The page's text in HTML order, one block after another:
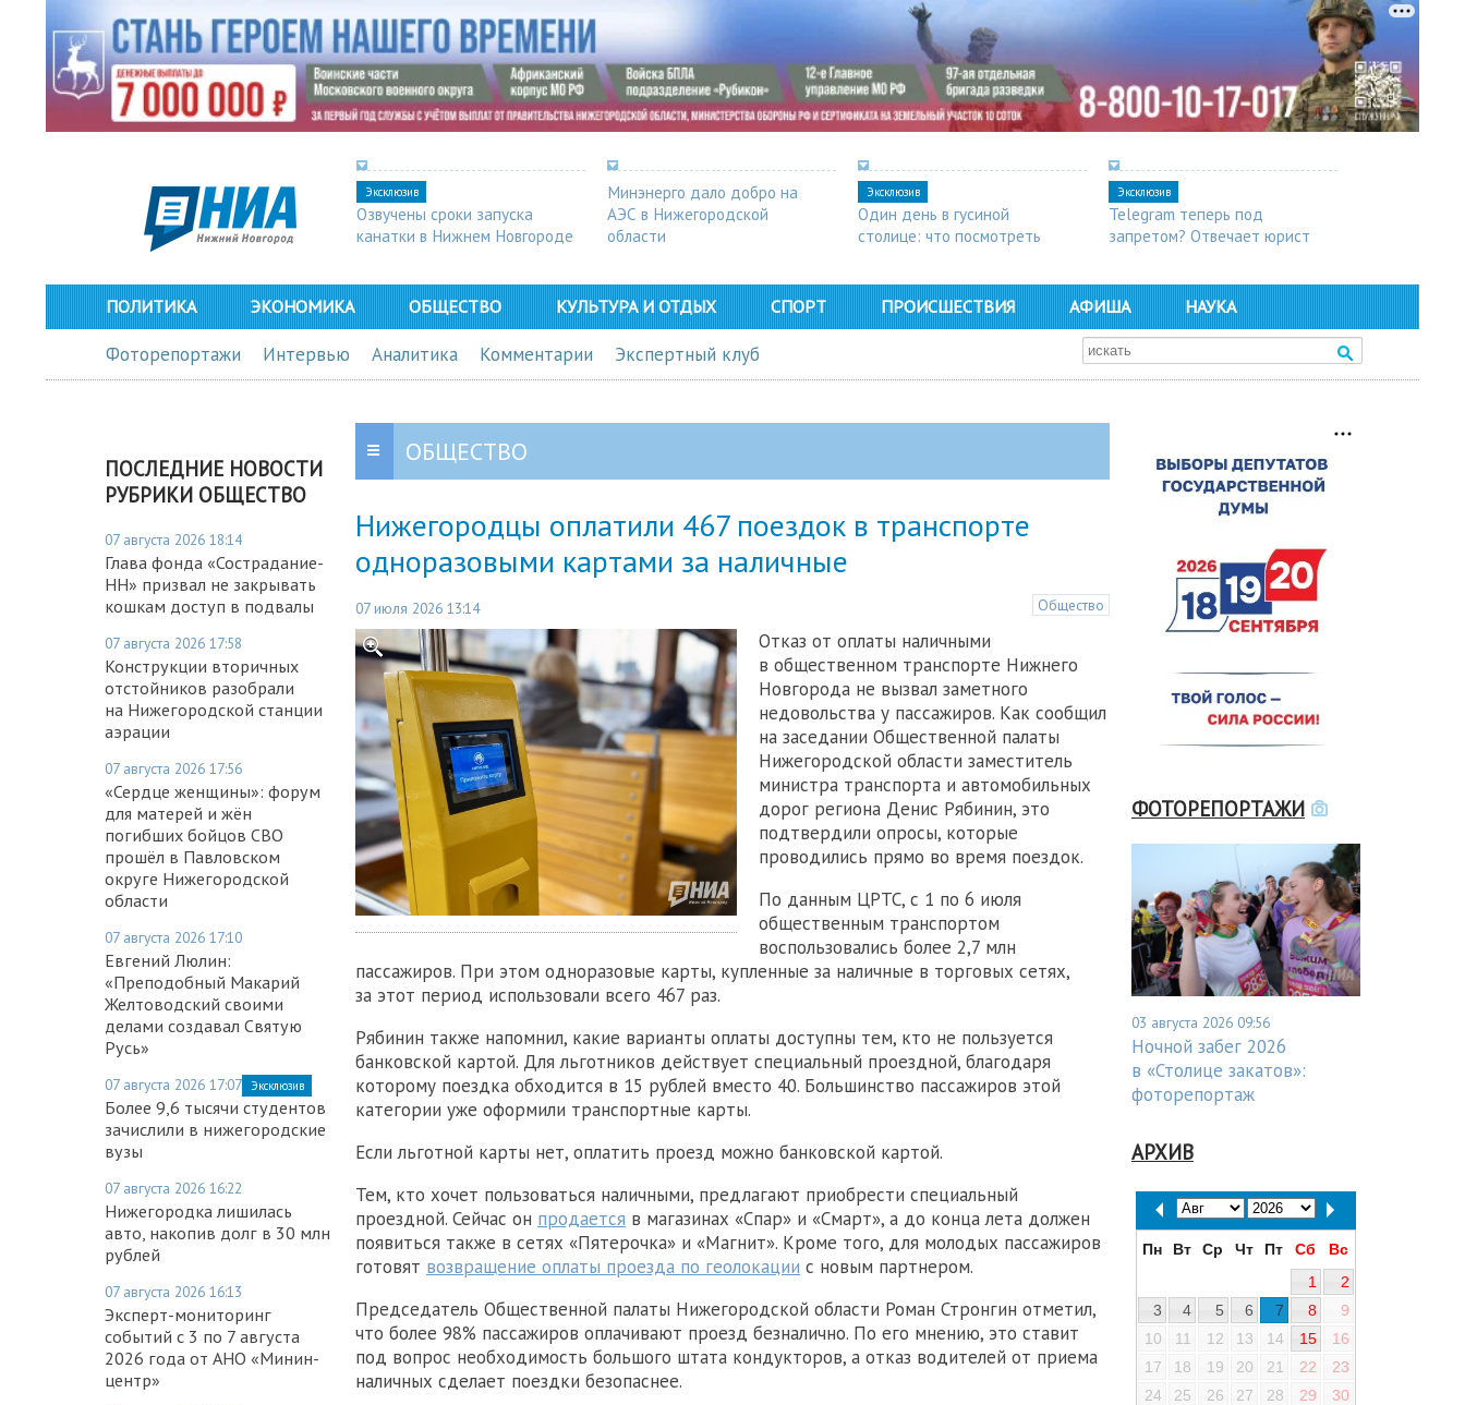
Эксклюзив
Озвучены сроки запуска
канатки в Нижнем Новгороде
Минэнерго дало добро на
АЭС в Нижегородской
области
Эксклюзив
Один день в гусиной
столице: что посмотреть
Эксклюзив
Telegram теперь под
запретом? Отвечает юрист
ПОЛИТИКА ЭКОНОМИКА ОБЩЕСТВО КУЛЬТУРА И ОТДЫХ СПОРТ ПРОИСШЕСТВИЯ АФИША НАУКА
Фоторепортажи Интервью Аналитика Комментарии Экспертный клуб
ПОСЛЕДНИЕ НОВОСТИ
РУБРИКИ ОБЩЕСТВО
07 августа 2026 18:14
Глава фонда «Сострадание-
НН» призвал не закрывать
кошкам доступ в подвалы
07 августа 2026 17:58
Конструкции вторичных
отстойников разобрали
на Нижегородской станции
аэрации
07 августа 2026 17:56
«Сердце женщины»: форум
для матерей и жён
погибших бойцов СВО
прошёл в Павловском
округе Нижегородской
области
07 августа 2026 17:10
Евгений Люлин:
«Преподобный Макарий
Желтоводский своими
делами создавал Святую
Русь»
07 августа 2026 17:07 Эксклюзив
Более 9,6 тысячи студентов
зачислили в нижегородские
вузы
07 августа 2026 16:22
Нижегородка лишилась
авто, накопив долг в 30 млн
рублей
07 августа 2026 16:13
Эксперт-мониторинг
событий с 3 по 7 августа
2026 года от АНО «Минин-
центр»
ОБЩЕСТВО
Нижегородцы оплатили 467 поездок в транспорте
одноразовыми картами за наличные
07 июля 2026 13:14 Общество
Отказ от оплаты наличными
в общественном транспорте Нижнего
Новгорода не вызвал заметного
недовольства у пассажиров. Как сообщил
на заседании Общественной палаты
Нижегородской области заместитель
министра транспорта и автомобильных
дорог региона Денис Рябинин, это
подтвердили опросы, которые
проводились прямо во время поездок.
По данным ЦРТС, с 1 по 6 июля
общественным транспортом
воспользовались более 2,7 млн
пассажиров. При этом одноразовые карты, купленные за наличные в торговых сетях,
за этот период использовали всего 467 раз.
Рябинин также напомнил, какие варианты оплаты доступны тем, кто не пользуется
банковской картой. Для льготников действует специальный проездной, благодаря
которому поездка обходится в 15 рублей вместо 40. Большинство пассажиров этой
категории уже оформили транспортные карты.
Если льготной карты нет, оплатить проезд можно банковской картой.
Тем, кто хочет пользоваться наличными, предлагают приобрести специальный
проездной. Сейчас он продается в магазинах «Спар» и «Смарт», а до конца лета должен
появиться также в сетях «Пятерочка» и «Магнит». Кроме того, для молодых пассажиров
готовят возвращение оплаты проезда по геолокации с новым партнером.
Председатель Общественной палаты Нижегородской области Роман Стронгин отметил,
что более 98% пассажиров оплачивают проезд безналично. По его мнению, это ставит
под вопрос необходимость большого штата кондукторов, а отказ водителей от приема
наличных сделает поездки безопаснее.
ФОТОРЕПОРТАЖИ
03 августа 2026 09:56
Ночной забег 2026
в «Столице закатов»:
фоторепортаж
АРХИВ
Пн Вт Ср Чт Пт Сб
Вс
1
2
3
4 5 6 7 8
9
10
11 12 13 14 15
16
17
18 19 20 21 22
23
24
25 26 27 28 29
30